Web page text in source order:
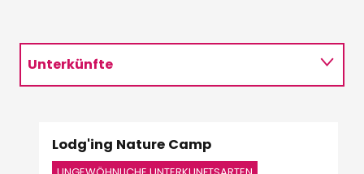
Unterkünfte
Aktivitäten
Lodg'ing Nature Camp